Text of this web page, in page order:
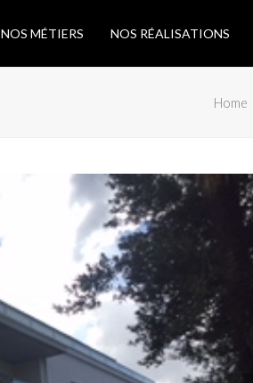
NOS MÉTIERS NOS RÉALISATIONS
Home